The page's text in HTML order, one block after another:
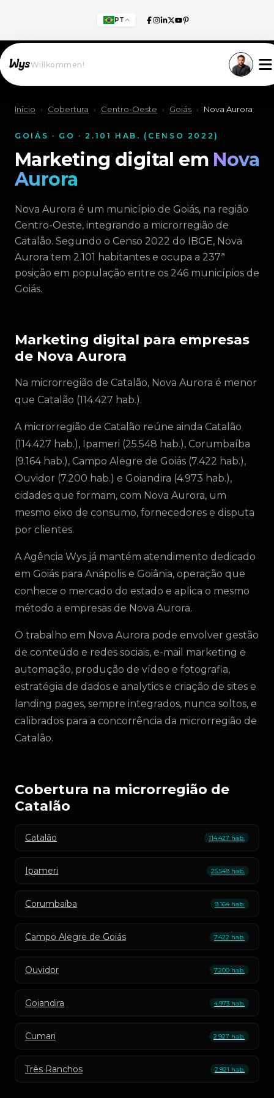
PT
Willkommen!
Início › Cobertura › Centro-Oeste › Goiás › Nova Aurora
GOIÁS · GO · 2.101 HAB. (CENSO 2022)
Marketing digital em Nova
Aurora
Nova Aurora é um município de Goiás, na região
Centro-Oeste, integrando a microrregião de
Catalão. Segundo o Censo 2022 do IBGE, Nova
Aurora tem 2.101 habitantes e ocupa a 237ª
posição em população entre os 246 municípios de
Goiás.
Marketing digital para empresas
de Nova Aurora
Na microrregião de Catalão, Nova Aurora é menor
que Catalão (114.427 hab.).
A microrregião de Catalão reúne ainda Catalão
(114.427 hab.), Ipameri (25.548 hab.), Corumbaíba
(9.164 hab.), Campo Alegre de Goiás (7.422 hab.),
Ouvidor (7.200 hab.) e Goiandira (4.973 hab.),
cidades que formam, com Nova Aurora, um
mesmo eixo de consumo, fornecedores e disputa
por clientes.
A Agência Wys já mantém atendimento dedicado
em Goiás para Anápolis e Goiânia, operação que
conhece o mercado do estado e aplica o mesmo
método a empresas de Nova Aurora.
O trabalho em Nova Aurora pode envolver gestão
de conteúdo e redes sociais, e-mail marketing e
automação, produção de vídeo e fotografia,
estratégia de dados e analytics e criação de sites e
landing pages, sempre integrados, nunca soltos, e
calibrados para a concorrência da microrregião de
Catalão.
Cobertura na microrregião de
Catalão
Catalão 114.427 hab.
Ipameri 25.548 hab.
Corumbaíba 9.164 hab.
Campo Alegre de Goiás 7.422 hab.
Ouvidor 7.200 hab.
Goiandira 4.973 hab.
Cumari 2.927 hab.
Três Ranchos 2.921 hab.